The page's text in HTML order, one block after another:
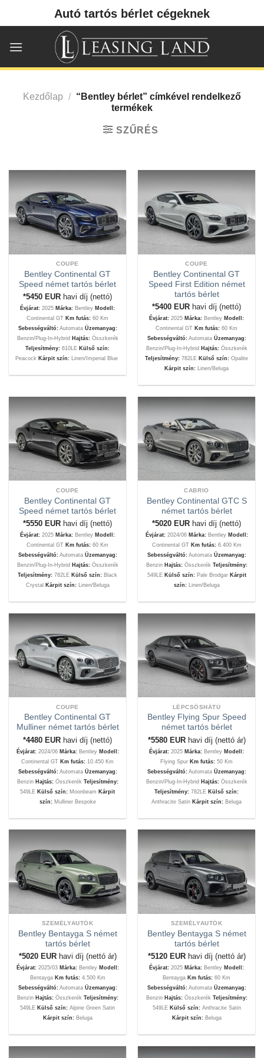
Autó tartós bérlet cégeknek
Kezdőlap / “Bentley bérlet” címkével rendelkező
termékek
SZŰRÉS
COUPE
Bentley Continental GT
Speed német tartós bérlet
*5450 EUR havi díj (nettó)
Évjárat: 2025 Márka: Bentley Modell:
Continental GT Km futás: 60 Km
Sebességváltó:Automata Üzemanyag:
Benzin/Plug-In-Hybrid Hajtás:Összkerék
Teljesítmény: 610LE Külső szín:
Peacock Kárpit szín: Linen/Imperial Blue
COUPE
Bentley Continental GT
Speed First Edition német
tartós bérlet
*5400 EUR havi díj (nettó)
Évjárat: 2025 Márka: Bentley Modell:
Continental GT Km futás: 60 Km
Sebességváltó:Automata Üzemanyag:
Benzin/Plug-In-Hybrid Hajtás:Összkerék
Teljesítmény: 782LE Külső szín: Opalite
Kárpit szín: Linen/Beluga
COUPE
Bentley Continental GT
Speed német tartós bérlet
*5550 EUR havi díj (nettó)
Évjárat: 2025 Márka: Bentley Modell:
Continental GT Km futás: 60 Km
Sebességváltó:Automata Üzemanyag:
Benzin/Plug-In-Hybrid Hajtás:Összkerék
Teljesítmény: 782LE Külső szín: Black
Crystal
Kárpit szín:Linen/Beluga
CABRIO
Bentley Continental GTC S
német tartós bérlet
*5020 EUR havi díj (nettó)
Évjárat:2024/06 Márka:Bentley Modell:
Continental GT Km futás: 6.400 Km
Sebességváltó:Automata Üzemanyag:
Benzin Hajtás:Összkerék Teljesítmény:
549LE Külső szín: Pale Brodgar Kárpit
szín:Linen/Beluga
COUPE
Bentley Continental GT
Mulliner német tartós bérlet
*4480 EUR havi díj (nettó)
Évjárat:2024/06 Márka:Bentley Modell:
Continental GT Km futás: 10.450 Km
Sebességváltó:Automata Üzemanyag:
Benzin Hajtás:Összkerék Teljesítmény:
549LE Külső szín: Moonbeam Kárpit
szín:Mulliner Bespoke
LÉPCSŐSHÁTÚ
Bentley Flying Spur Speed
német tartós bérlet
*5580 EUR havi díj (nettó ár)
Évjárat: 2025 Márka: Bentley Modell:
Flying Spur Km futás: 50 Km
Sebességváltó:Automata Üzemanyag:
Benzin/Plug-In-Hybrid Hajtás:Összkerék
Teljesítmény: 782LE Külső szín:
Anthracite Satin Kárpit szín: Beluga
SZEMÉLYAUTÓK
Bentley Bentayga S német
tartós bérlet
*5020 EUR havi díj (nettó ár)
Évjárat:2025/03 Márka:Bentley Modell:
Bentayga Km futás: 4.500 Km
Sebességváltó:Automata Üzemanyag:
Benzin Hajtás:Összkerék Teljesítmény:
549LE Külső szín: Alpine Green Satin
Kárpit szín:Beluga
SZEMÉLYAUTÓK
Bentley Bentayga S német
tartós bérlet
*5120 EUR havi díj (nettó ár)
Évjárat: 2025 Márka: Bentley Modell:
Bentayga Km futás: 60 Km
Sebességváltó:Automata Üzemanyag:
Benzin Hajtás:Összkerék Teljesítmény:
549LE Külső szín: Anthracite Satin
Kárpit szín:Beluga